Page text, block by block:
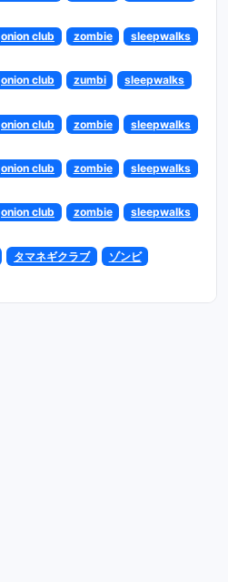
onion club zombie
sleepwalks
onion club zumbi
sleepwalks
onion club zombie
sleepwalks
onion club zombie
sleepwalks
onion club zombie
sleepwalks
タマネギクラブ
ゾンビ